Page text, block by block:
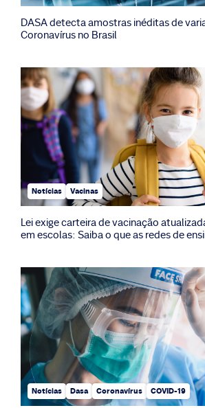
DASA detecta amostras inéditas de
Coronavírus no Brasil
Notícias Vacinas
Lei exige carteira de vacinação
em escolas: Saiba o que as redes de
Notícias Dasa Coronavírus COVID-19